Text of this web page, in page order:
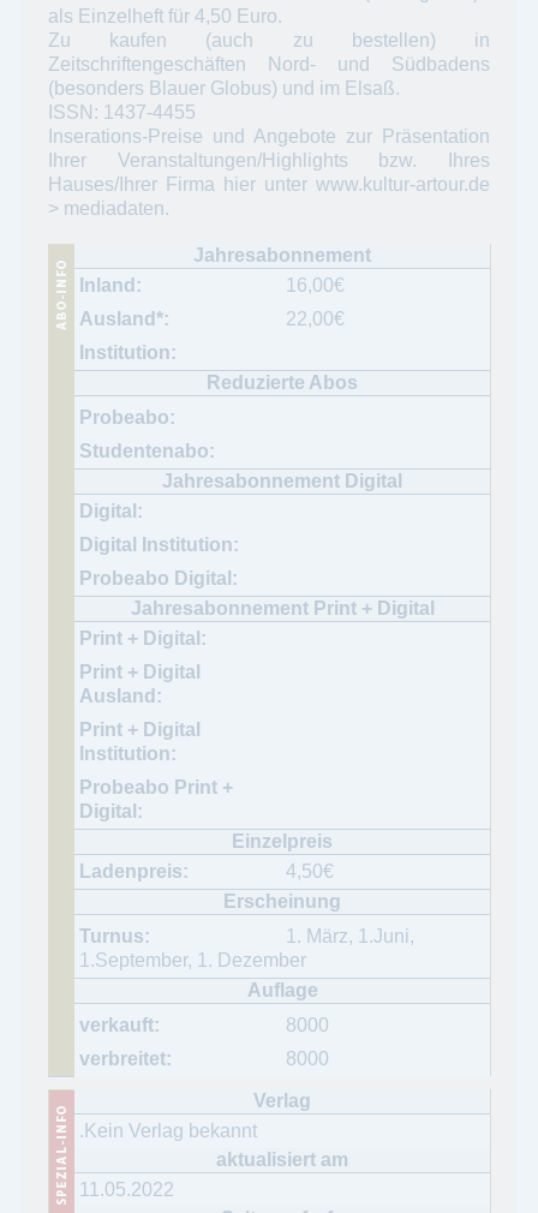
als Einzelheft für 4,50 Euro.
Zu kaufen (auch zu bestellen) in
Zeitschriftengeschäften Nord- und Südbadens
(besonders Blauer Globus) und im Elsaß.
ISSN: 1437-4455
Inserations-Preise und Angebote zur Präsentation
Ihrer Veranstaltungen/Highlights bzw. Ihres
Hauses/Ihrer Firma hier unter www.kultur-artour.de
> mediadaten.
16,00€
22,00€
4,50€
1. März, 1.Juni,
1.September, 1. Dezember
8000
8000
.Kein Verlag bekannt
11.05.2022